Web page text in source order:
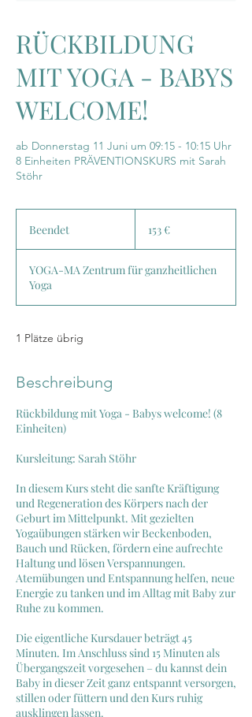
RÜCKBILDUNG
MIT YOGA - BABYS
WELCOME!
ab Donnerstag 11 Juni um 09:15 - 10:15 Uhr
8 Einheiten PRÄVENTIONSKURS mit Sarah
Stöhr
Beendet
n
e
153 €
YOGA-MA Zentrum für ganzheitlichen
Yoga
1 Plätze übrig
Beschreibung
Rückbildung mit Yoga - Babys welcome! (8
Einheiten)
Kursleitung: Sarah Stöhr
In diesem Kurs steht die sanfte Kräftigung
und Regeneration des Körpers nach der
Geburt im Mittelpunkt. Mit gezielten
Yogaübungen stärken wir Beckenboden,
Bauch und Rücken, fördern eine aufrechte
Haltung und lösen Verspannungen.
Atemübungen und Entspannung helfen, neue
Energie zu tanken und im Alltag mit Baby zur
Ruhe zu kommen.
Die eigentliche Kursdauer beträgt 45
Minuten. Im Anschluss sind 15 Minuten als
Übergangszeit vorgesehen – du kannst dein
Baby in dieser Zeit ganz entspannt versorgen,
stillen oder füttern und den Kurs ruhig
ausklingen lassen.